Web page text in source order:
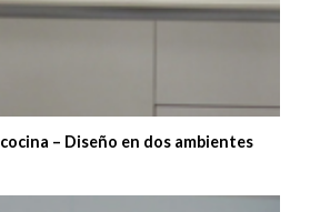
– Diseño en dos ambientes